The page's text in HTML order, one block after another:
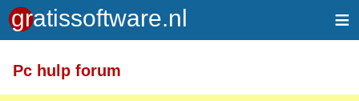
≡
Pc hulp forum